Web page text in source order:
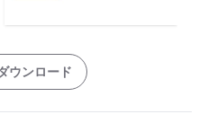
ウンロード